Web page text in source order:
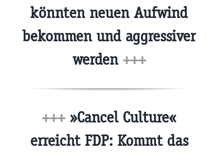
könnten neuen Aufwind
bekommen und aggressiver
werden +++
+++»Cancel Culture«
erreicht FDP: Kommt das